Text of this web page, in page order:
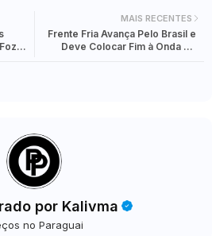
MAIS RECENTES
Frente Fria Avança Pelo Brasil e
Deve Colocar Fim à Onda de
por Kalivma
no Paraguai